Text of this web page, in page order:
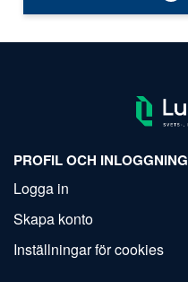
PROFIL OCH INLOGGNING
Logga in
Skapa konto
Inställningar för cookies